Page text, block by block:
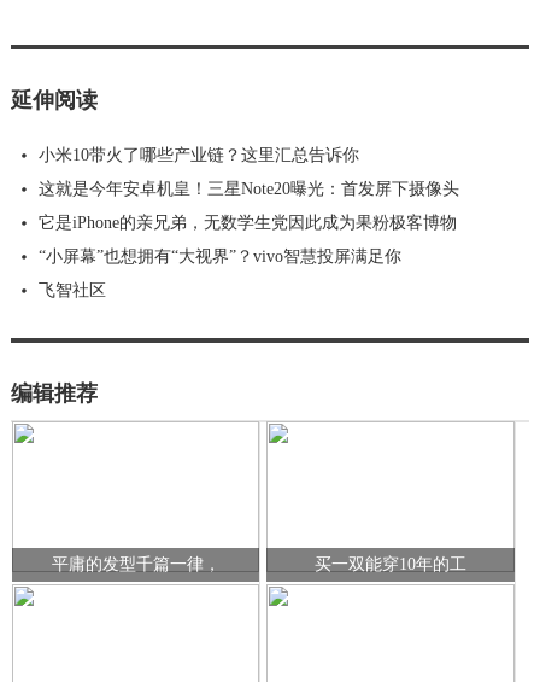
延伸阅读
小米10带火了哪些产业链？这里汇总告诉你
这就是今年安卓机皇！三星Note20曝光：首发屏下摄像头
它是iPhone的亲兄弟，无数学生党因此成为果粉极客博物
“小屏幕”也想拥有“大视界”？vivo智慧投屏满足你
飞智社区
编辑推荐
平庸的发型千篇一律， 买一双能穿10年的工